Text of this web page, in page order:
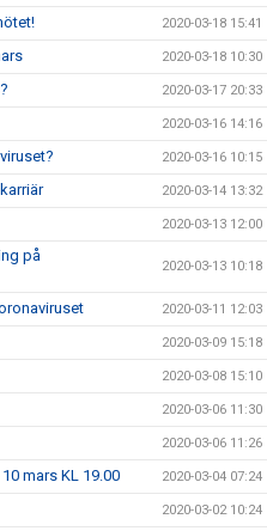
2020-03-18 15:41
2020-03-18 10:30
2020-03-17 20:33
2020-03-16 14:16
2020-03-16 10:15
2020-03-14 13:32
2020-03-13 12:00
på
2020-03-13 10:18
2020-03-11 12:03
2020-03-09 15:18
2020-03-08 15:10
2020-03-06 11:30
2020-03-06 11:26
mars KL 19.00 2020-03-04 07:24
2020-03-02 10:24